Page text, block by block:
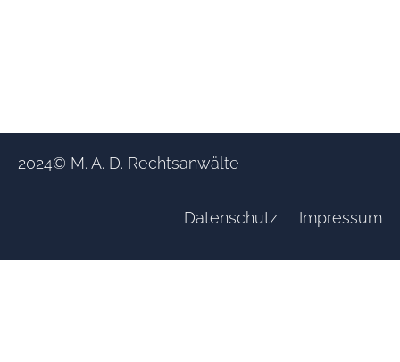
2024© M. A. D. Rechtsanwälte
Datenschutz Impressum